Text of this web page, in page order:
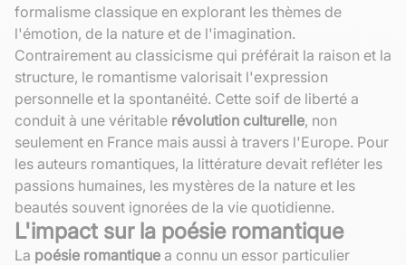
formalisme classique en explorant les thèmes de
l'émotion, de la nature et de l'imagination.
Contrairement au classicisme qui préférait la raison et la
structure, le romantisme valorisait l'expression
personnelle et la spontanéité. Cette soif de liberté a
conduit à une véritable révolution culturelle, non
seulement en France mais aussi à travers l'Europe. Pour
les auteurs romantiques, la littérature devait refléter les
passions humaines, les mystères de la nature et les
beautés souvent ignorées de la vie quotidienne.
L'impact sur la poésie romantique
La poésie romantique a connu un essor particulier